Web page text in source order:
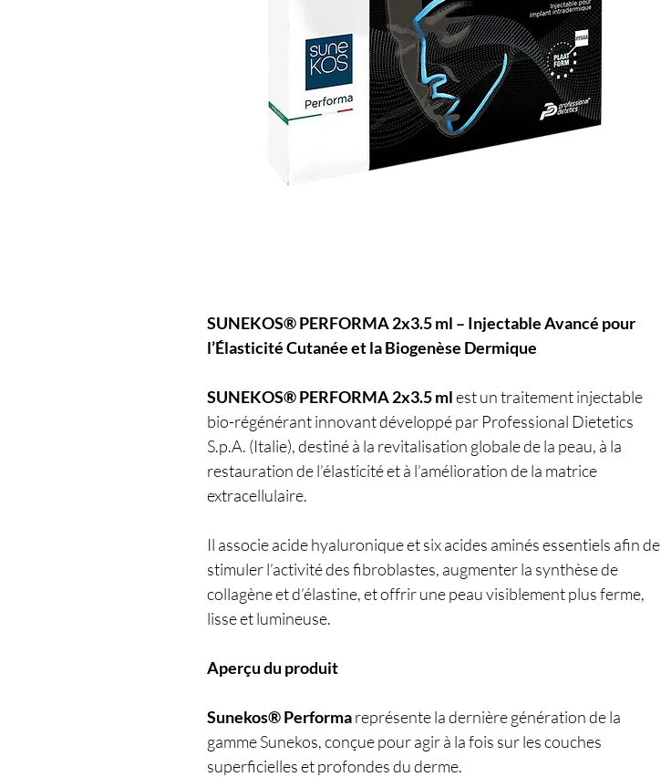
SUNEKOS® PERFORMA 2x3.5 ml – Injectable Avancé pour
l’Élasticité Cutanée et la Biogenèse Dermique
SUNEKOS® PERFORMA 2x3.5 mlest un traitement injectable
bio-régénérant innovant développé par Professional Dietetics
S.p.A. (Italie), destiné à la revitalisation globale de la peau, à la
restauration de l’élasticité et à l’amélioration de la matrice
extracellulaire.
Il associe acide hyaluronique et six acides aminés essentiels afin de
stimuler l’activité des fibroblastes, augmenter la synthèse de
collagène et d’élastine, et offrir une peau visiblement plus ferme,
lisse et lumineuse.
Aperçu du produit
Sunekos® Performareprésente la dernière génération de la
gamme Sunekos, conçue pour agir à la fois sur les couches
superficielles et profondes du derme.